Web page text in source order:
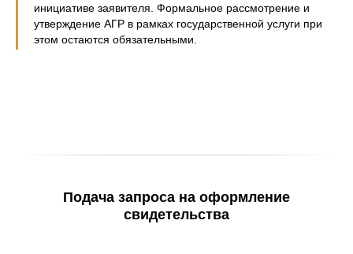
инициативе заявителя. Формальное рассмотрение и
утверждение АГР в рамках государственной услуги при
этом остаются обязательными.
Подача запроса на оформление
свидетельства